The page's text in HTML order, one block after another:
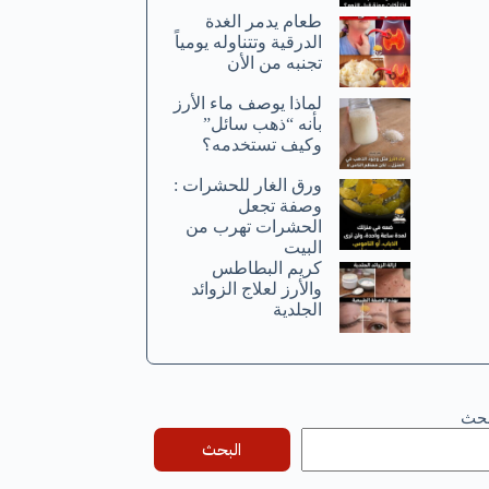
طعام يدمر الغدة
الدرقية وتتناوله يومياً
تجنبه من الأن
لماذا يوصف ماء الأرز
بأنه “ذهب سائل”
وكيف تستخدمه؟
ورق الغار للحشرات :
وصفة تجعل
الحشرات تهرب من
البيت
كريم البطاطس
والأرز لعلاج الزوائد
الجلدية
البحث